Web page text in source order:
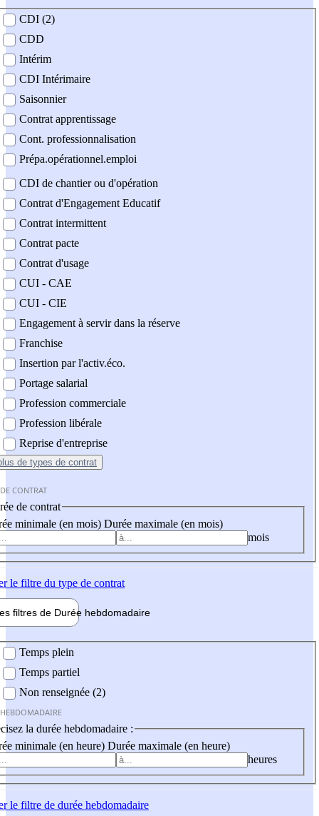
contrat
CDI (2)
CDD
Intérim
CDI Intérimaire
Saisonnier
Contrat apprentissage
Cont. professionnalisation
Prépa.opérationnel.emploi
CDI de chantier ou d'opération
Contrat d'Engagement Educatif
Contrat intermittent
Contrat pacte
Contrat d'usage
CUI - CAE
CUI - CIE
Engagement à servir dans la réserve
Franchise
Insertion par l'activ.éco.
Portage salarial
Profession commerciale
Profession libérale
Reprise d'entreprise
de types de contrat
CONTRAT
de contrat
minimale (en mois) Durée maximale (en mois)
mois
le filtre du type de contrat
filtres de Durée hebdomadaire
Temps plein
Temps partiel
Non renseignée (2)
la durée hebdomadaire :
minimale (en heure) Durée maximale (en heure)
heures
le filtre de durée hebdomadaire